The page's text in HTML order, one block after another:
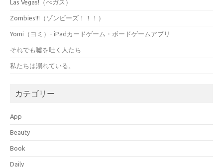
Las Vegas!（べガス）
Zombies!!!（ゾンビーズ！！！）
Yomi（ヨミ）- iPadカードゲーム・ボードゲームアプリ
それでも嘘を吐く人たち
私たちは溺れている。
カテゴリー
App
Beauty
Book
Daily